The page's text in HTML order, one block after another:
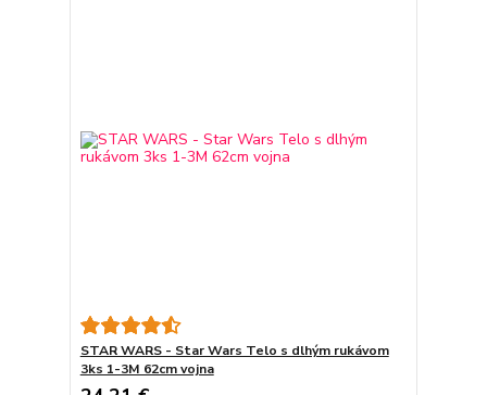
STAR WARS - Star Wars Telo s dlhým rukávom
3ks 1-3M 62cm vojna